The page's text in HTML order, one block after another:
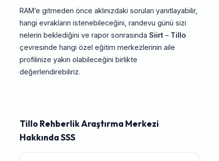
RAM’e gitmeden önce aklınızdaki soruları yanıtlayabilir,
hangi evrakların istenebileceğini, randevu günü sizi
nelerin beklediğini ve rapor sonrasında Siirt – Tillo
çevresinde hangi özel eğitim merkezlerinin aile
profilinize yakın olabileceğini birlikte
değerlendirebiliriz.
Tillo Rehberlik Araştırma Merkezi
Hakkında SSS